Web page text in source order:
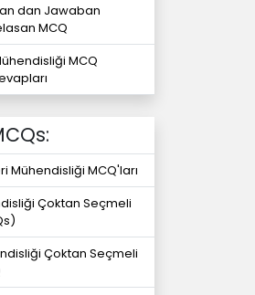
dan Jawaban
MCQ
MCQ
Mühendisliği MCQ'ları
Çoktan Seçmeli
Çoktan Seçmeli